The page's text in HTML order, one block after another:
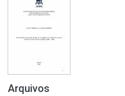
Arquivos